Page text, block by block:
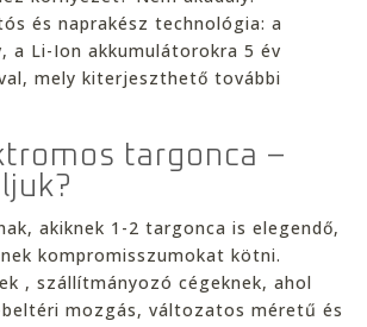
és naprakész technológia: a
a Li-Ion akkumulátorokra 5 év
mely kiterjeszthető további
targonca –
akiknek 1-2 targonca is elegendő,
kompromisszumokat kötni.
, szállítmányozó cégeknek, ahol
mozgás, változatos méretű és